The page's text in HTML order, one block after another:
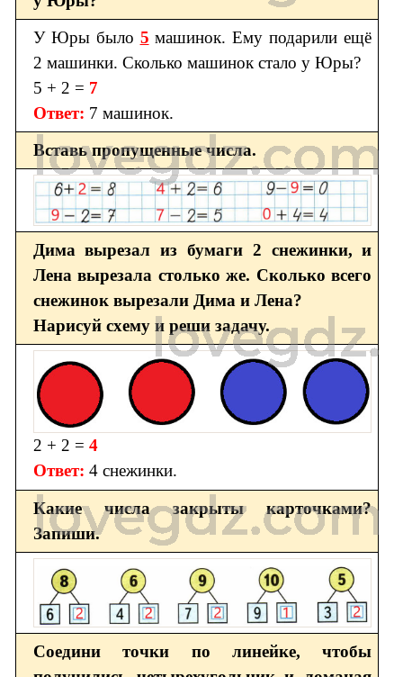
У Юры было 5 машинок. Ему подарили ещё
2 машинки. Сколько машинок стало у Юры?
5 + 2 = 7
Ответ: 7 машинок.
Вставь пропущенные числа.
Дима вырезал из бумаги 2 снежинки, и
Лена вырезала столько же. Сколько всего
снежинок вырезали Дима и Лена?
Нарисуй схему и реши задачу.
2 + 2 = 4
Ответ: 4 снежинки.
Какие числа закрыты карточками?
Запиши.
Соедини точки по линейке, чтобы